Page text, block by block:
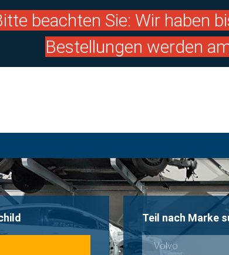
beachten Sie: Wir haben
Bestellungen werden
Teil nach Marke